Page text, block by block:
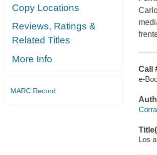
Copy Locations
Reviews, Ratings &
Related Titles
More Info
MARC Record
Call
e-
Los